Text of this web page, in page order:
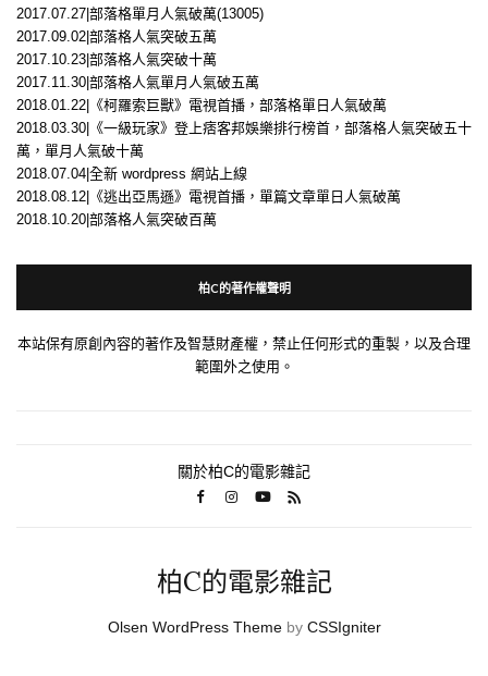
2017.07.27|部落格單月人氣破萬(13005)
2017.09.02|部落格人氣突破五萬
2017.10.23|部落格人氣突破十萬
2017.11.30|部落格人氣單月人氣破五萬
2018.01.22|《柯羅索巨獸》電視首播，部落格單日人氣破萬
2018.03.30|《一級玩家》登上痞客邦娛樂排行榜首，部落格人氣突破五十
萬，單月人氣破十萬
2018.07.04|全新 wordpress 網站上線
2018.08.12|《逃出亞馬遜》電視首播，單篇文章單日人氣破萬
2018.10.20|部落格人氣突破百萬
柏C的著作權聲明
本站保有原創內容的著作及智慧財產權，禁止任何形式的重製，以及合理
範圍外之使用。
關於柏C的電影雜記
柏C的電影雜記
Olsen WordPress Themeby CSSIgniter